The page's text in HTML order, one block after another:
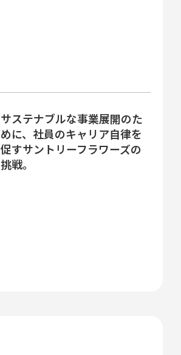
サステナブルな事業展開のた
めに、社員のキャリア自律を
促すサントリーフラワーズの
挑戦。